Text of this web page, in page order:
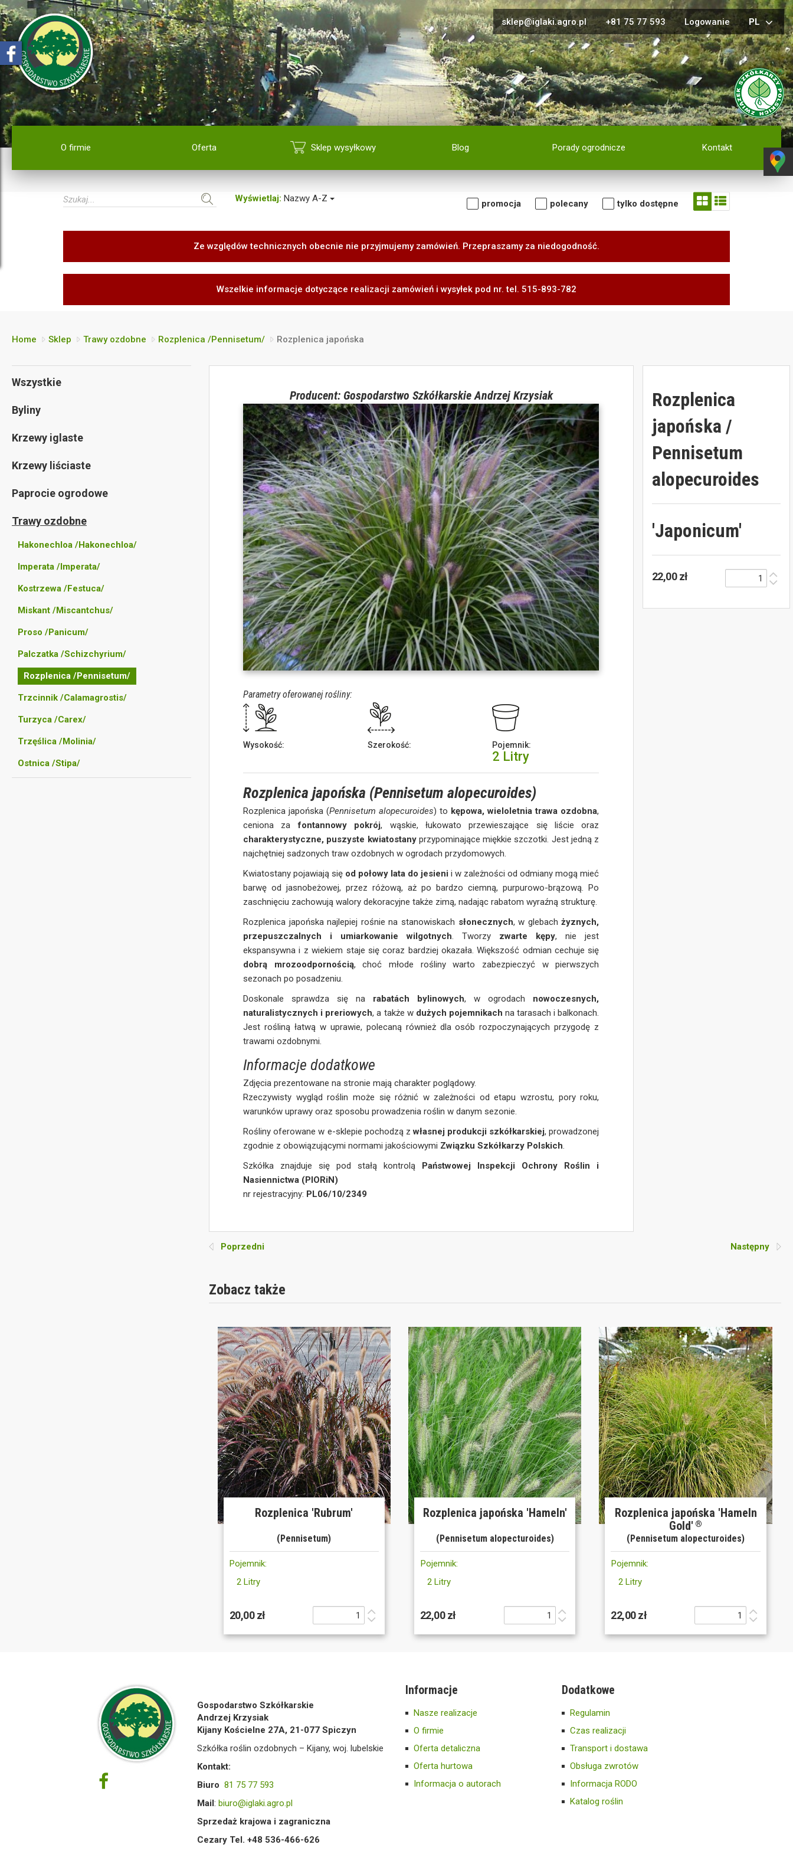
sklep@iglaki.agro.pl +81 75 77 593 Logowanie PL
O firmie Oferta Sklep wysyłkowy Blog Porady ogrodnicze Kontakt
Wyświetlaj: Nazwy A-Z promocja polecany tylko dostępne
Ze względów technicznych obecnie nie przyjmujemy zamówień. Przepraszamy za niedogodność.
Wszelkie informacje dotyczące realizacji zamówień i wysyłek pod nr. tel. 515-893-782
Home Sklep Trawy ozdobne Rozplenica /Pennisetum/ Rozplenica japońska
Wszystkie
Byliny
Krzewy iglaste
Krzewy liściaste
Paprocie ogrodowe
Trawy ozdobne
Hakonechloa /Hakonechloa/
Imperata /Imperata/
Kostrzewa /Festuca/
Miskant /Miscantchus/
Proso /Panicum/
Palczatka /Schizchyrium/
Rozplenica /Pennisetum/
Trzcinnik /Calamagrostis/
Turzyca /Carex/
Trzęślica /Molinia/
Ostnica /Stipa/
Producent: Gospodarstwo Szkółkarskie Andrzej Krzysiak
Parametry oferowanej rośliny:
Wysokość: Szerokość: Pojemnik:
2 Litry
Rozplenica japońska (Pennisetum alopecuroides)
Rozplenica japońska (Pennisetum alopecuroides) to kępowa, wieloletnia trawa ozdobna,
ceniona zafontannowy pokrój, wąskie, łukowato przewieszające się liście oraz
charakterystyczne, puszyste kwiatostanyprzypominające miękkie szczotki. Jest jedną z
najchętniej sadzonych traw ozdobnych w ogrodach przydomowych.
Kwiatostany pojawiają się od połowy lata do jesieni i w zależności od odmiany mogą mieć
barwę od jasnobeżowej, przez różową, aż po bardzo ciemną, purpurowo-brązową. Po
zaschnięciu zachowują walory dekoracyjne także zimą, nadając rabatom wyraźną strukturę.
Rozplenica japońska najlepiej rośnie na stanowiskach słonecznych, w glebachżyznych,
przepuszczalnych i umiarkowanie wilgotnych. Tworzy zwarte kępy, nie jest
ekspansywna i z wiekiem staje się coraz bardziej okazała. Większość odmian cechuje się
dobrą mrozoodpornością, choć młode rośliny warto zabezpieczyć w pierwszych
sezonach po posadzeniu.
Doskonale sprawdza się na rabatách bylinowych, w ogrodach nowoczesnych,
naturalistycznych i preriowych, a także w dużych pojemnikach na tarasach i balkonach.
Jest rośliną łatwą w uprawie, polecaną również dla osób rozpoczynających przygodę z
trawami ozdobnymi.
Informacje dodatkowe
Zdjęcia prezentowane na stronie mają charakter poglądowy.
Rzeczywisty wygląd roślin może się różnić w zależności od etapu wzrostu, pory roku,
warunków uprawy oraz sposobu prowadzenia roślin w danym sezonie.
Rośliny oferowane w e-sklepie pochodzą zwłasnej produkcji szkółkarskiej, prowadzonej
zgodnie z obowiązującymi normami jakościowymi Związku Szkółkarzy Polskich.
Szkółka znajduje się pod stałą kontrolą
Państwowej Inspekcji Ochrony Roślin i
Nasiennictwa (PIORiN)
nr rejestracyjny: PL06/10/2349
Rozplenica
japońska /
Pennisetum
alopecuroides
'Japonicum'
22,00 zł
Poprzedni Następny
Zobacz także
Rozplenica 'Rubrum'
(Pennisetum)
Pojemnik:
2 Litry
20,00 zł
Rozplenica japońska 'Hameln'
(Pennisetum alopecturoides)
Pojemnik:
2 Litry
22,00 zł
Rozplenica japońska 'Hameln
Gold' ®
(Pennisetum alopecturoides)
Pojemnik:
2 Litry
22,00 zł
Gospodarstwo Szkółkarskie
Andrzej Krzysiak
Kijany Kościelne 27A, 21-077 Spiczyn
Szkółka roślin ozdobnych – Kijany, woj. lubelskie
Kontakt:
Biuro 81 75 77 593
Mail: biuro@iglaki.agro.pl
Sprzedaż krajowa i zagraniczna
Cezary Tel. +48 536-466-626
Informacje
Nasze realizacje
O firmie
Oferta detaliczna
Oferta hurtowa
Informacja o autorach
Dodatkowe
Regulamin
Czas realizacji
Transport i dostawa
Obsługa zwrotów
Informacja RODO
Katalog roślin